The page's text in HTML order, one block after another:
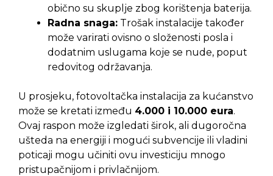
obično su skuplje zbog korištenja baterija.
Radna snaga: Trošak instalacije također
može varirati ovisno o složenosti posla i
dodatnim uslugama koje se nude, poput
redovitog održavanja.
U prosjeku, fotovoltačka instalacija za kućanstvo
može se kretati između 4.000 i 10.000 eura.
Ovaj raspon može izgledati širok, ali dugoročna
ušteda na energiji i mogući subvencije ili vladini
poticaji mogu učiniti ovu investiciju mnogo
pristupačnijom i privlačnijom.